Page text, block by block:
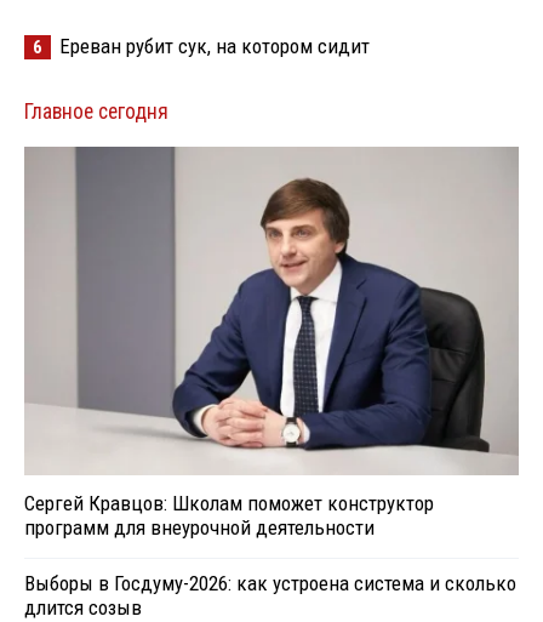
6 Ереван рубит сук, на котором сидит
Главное сегодня
Сергей Кравцов: Школам поможет конструктор
программ для внеурочной деятельности
Выборы в Госдуму-2026: как устроена система и сколько
длится созыв